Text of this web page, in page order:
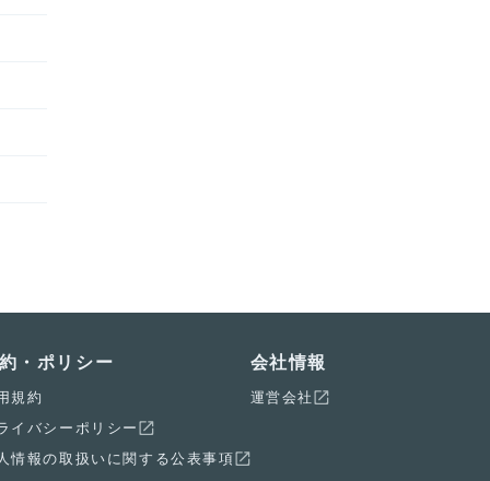
・ポリシー
規約
イバシーポリシー
情報の取扱いに関する公表事項
会社情報
運営会社